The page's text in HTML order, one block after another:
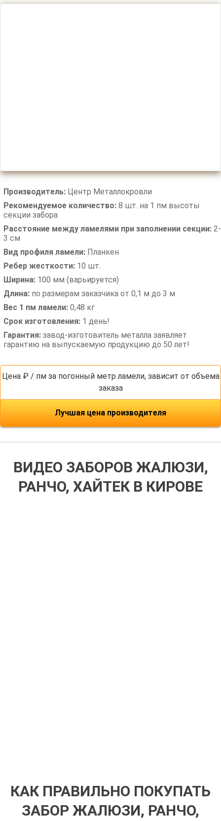
Производитель: Центр Металлокровли
Рекомендуемое количество: 8 шт. на 1 пм высоты
секции забора
Расстояние между ламелями при заполнении секции: 2-
3 см
Вид профиля ламели: Планкен
Ребер жесткости: 10 шт.
Ширина: 100 мм (варьируется)
Длина: по размерам заказчика от 0,1 м до 3 м
Вес 1 пм ламели: 0,48 кг
Срок изготовления: 1 день!
Гарантия: завод-изготовитель металла заявляет
гарантию на выпускаемую продукцию до 50 лет!
Цена ₽ / пм за погонный метр ламели, зависит от объема
заказа
Лучшая цена производителя
ВИДЕО ЗАБОРОВ ЖАЛЮЗИ,
РАНЧО, ХАЙТЕК В КИРОВЕ
КАК ПРАВИЛЬНО ПОКУПАТЬ
ЗАБОР ЖАЛЮЗИ, РАНЧО,